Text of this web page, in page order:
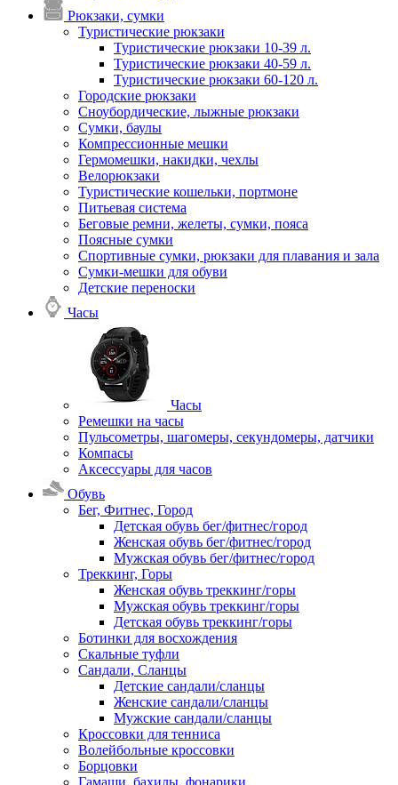
Рюкзаки, сумки
Туристические рюкзаки
Туристические рюкзаки 10-39 л.
Туристические рюкзаки 40-59 л.
Туристические рюкзаки 60-120 л.
Городские рюкзаки
Сноубордические, лыжные рюкзаки
Сумки, баулы
Компрессионные мешки
Гермомешки, накидки, чехлы
Велорюкзаки
Туристические кошельки, портмоне
Питьевая система
Беговые ремни, желеты, сумки, пояса
Поясные сумки
Спортивные сумки, рюкзаки для плавания и зала
Сумки-мешки для обуви
Детские переноски
Часы
Часы
Ремешки на часы
Пульсометры, шагомеры, секундомеры, датчики
Компасы
Аксессуары для часов
Обувь
Бег, Фитнес, Город
Детская обувь бег/фитнес/город
Женская обувь бег/фитнес/город
Мужская обувь бег/фитнес/город
Треккинг, Горы
Женская обувь треккинг/горы
Мужская обувь треккинг/горы
Детская обувь треккинг/горы
Ботинки для восхождения
Скальные туфли
Сандали, Сланцы
Детские сандали/сланцы
Женские сандали/сланцы
Мужские сандали/сланцы
Кроссовки для тенниса
Волейбольные кроссовки
Борцовки